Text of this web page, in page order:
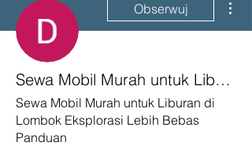
Obserwuj
Sewa Mobil Murah untuk Liburan di Lombok Eksplorasi Lebih Bebas Panduan
Sewa Mobil Murah untuk Liburan di
Lombok Eksplorasi Lebih Bebas
Panduan